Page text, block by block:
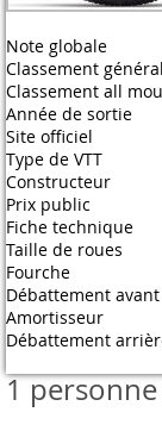
Note globale
Classement général
Classement all
Année de sortie
Site officiel
Type de VTT
Constructeur
Prix public
Fiche technique
Taille de roues
Fourche
Débattement avant
Amortisseur
Débattement
1 personne